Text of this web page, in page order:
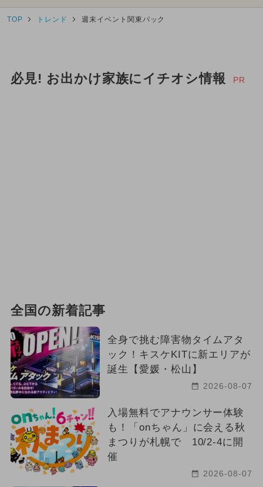
TOP トレンド 週末イベント関東パック
必見! お出かけ家族にイチオシ情報 PR
全国の新着記事
全身で挑む障害物タイムアタ
ック！キスケKITに新エリアが
誕生【愛媛・松山】
2026-08-07
入場無料でアナウンサー体験
も！「onちゃん」に会える秋
まつりが札幌で 10/2-4に開
催
2026-08-07